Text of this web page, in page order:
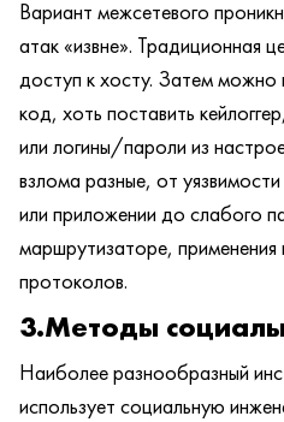
Вариант межсетевого
атак «извне». Традиционная
доступ к хосту. Затем можно
код, хоть поставить
или логины/пароли из
взлома разные, от
или приложении до слабого
маршрутизаторе,
протоколов.
3.Методы
Наиболее разнообразный
использует социальную